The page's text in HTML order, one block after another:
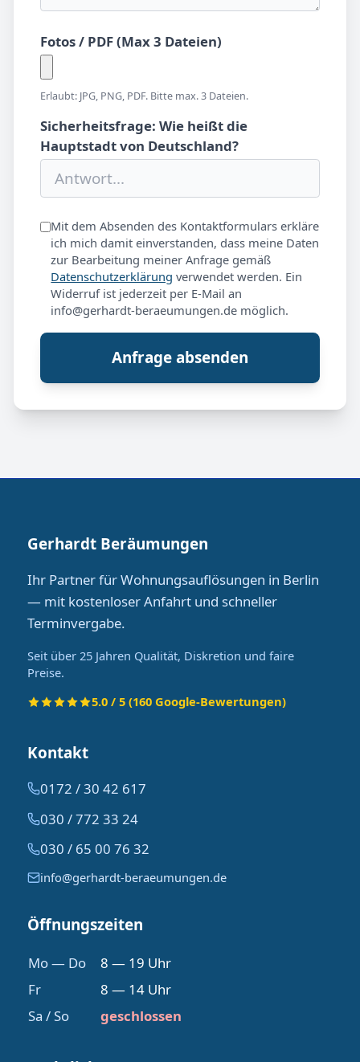
Fotos / PDF (Max 3 Dateien)
Erlaubt: JPG, PNG, PDF. Bitte max. 3 Dateien.
Sicherheitsfrage: Wie heißt die
Hauptstadt von Deutschland?
Mit dem Absenden des Kontaktformulars erkläre
ich mich damit einverstanden, dass meine Daten
zur Bearbeitung meiner Anfrage gemäß
Datenschutzerklärung verwendet werden. Ein
Widerruf ist jederzeit per E-Mail an
info@gerhardt-beraeumungen.de möglich.
Anfrage absenden
Gerhardt Beräumungen
Ihr Partner für Wohnungsauflösungen in Berlin
— mit kostenloser Anfahrt und schneller
Terminvergabe.
Seit über 25 Jahren Qualität, Diskretion und faire
Preise.
5.0 / 5 (160 Google-Bewertungen)
Kontakt
0172 / 30 42 617
030 / 772 33 24
030 / 65 00 76 32
info@gerhardt-beraeumungen.de
Öffnungszeiten
Mo — Do
8 — 19 Uhr
Fr
8 — 14 Uhr
Sa / So
geschlossen